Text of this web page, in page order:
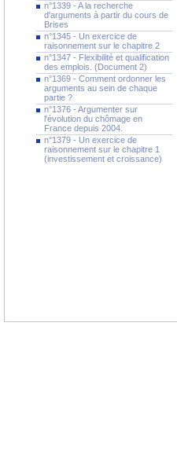
n°1339 - A la recherche
d'arguments à partir du cours de
Brises
n°1345 - Un exercice de
raisonnement sur le chapitre 2
n°1347 - Flexibilité et qualification
des emplois. (Document 2)
n°1369 - Comment ordonner les
arguments au sein de chaque
partie ?
n°1376 - Argumenter sur
l'évolution du chômage en
France depuis 2004.
n°1379 - Un exercice de
raisonnement sur le chapitre 1
(investissement et croissance)